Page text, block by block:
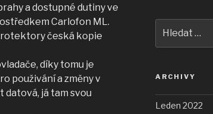
a dostupné dutiny ve
Carlofon ML.
česká kopie
díky tomu je
použivání a změny v
datová, já tam svou
ARCHIVY
Leden 2022